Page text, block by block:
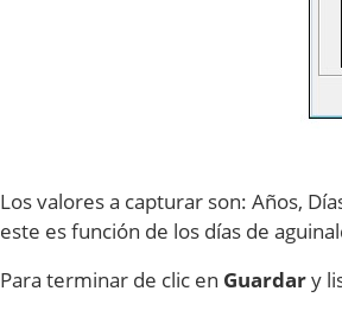
Los valores a capturar son: Años,
este es función de los días de
Para terminar de clic en Guardary